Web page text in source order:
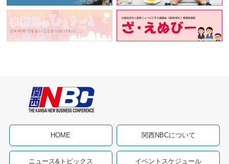
HOME 関西NBCについて
ニュース&トピックス イベントスケジュール